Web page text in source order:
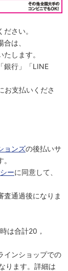
さい。
は、
します。
銀行」「LINE
お支払いくださ
ョンズの後払いサ
ーに同意して、
通過後になりま
は合計20，
インショップでの
ります。詳細は